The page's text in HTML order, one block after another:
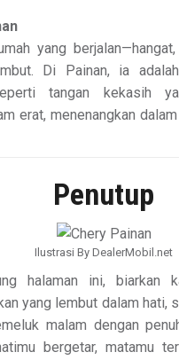
yang
Di Painan, ia
tangan kekasih
erat, menenangkan
Penutup
Ilustrasi By DealerMobil.net
halaman ini, biarkan
yang lembut dalam hati,
malam dengan
bergetar, matamu